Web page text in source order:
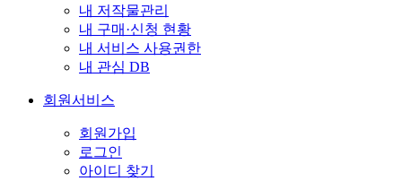
내 저작물관리
내 구매·신청 현황
내 서비스 사용권한
내 관심 DB
회원서비스
회원가입
로그인
아이디 찾기